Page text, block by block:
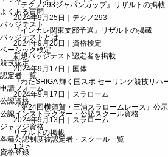
よくある質問
バッジテスト
バッジテストとは
ベーシック検定
競技認定
認定者一覧
申請フォーム
公認資格
公認インストラクター・公認スクール資格
ジャッジ資格
各種公認制度被認定者・スクール一覧
資格登録
『テクノ293ジャパンカップ』リザルトの掲載
2024年9月25日｜テクノ293
『インカレ関東支部予選』リザルトの掲載
2024年9月20日｜資格検定
新規バッジテスト認定者を掲載
2024年9月17日｜国体
『わたSHIGA 輝く国スポ セーリング競技リハ
2024年9月17日｜スラローム
『第24回横須賀・三浦スラロームレース』公
2024年9月13日｜スラローム
リザルトの掲載
1 2 >